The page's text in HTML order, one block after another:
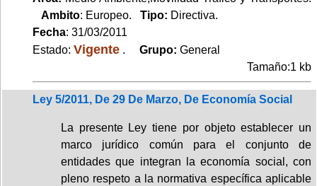
Ambito: Europeo. Tipo: Directiva.
Fecha: 31/03/2011
Estado: Vigente . Grupo: General
Tamaño:1 kb
Ley 5/2011, De 29 De Marzo, De Economía Social
La presente Ley tiene por objeto establecer un
marco jurídico común para el conjunto de
entidades que integran la economía social, con
pleno respeto a la normativa específica aplicable